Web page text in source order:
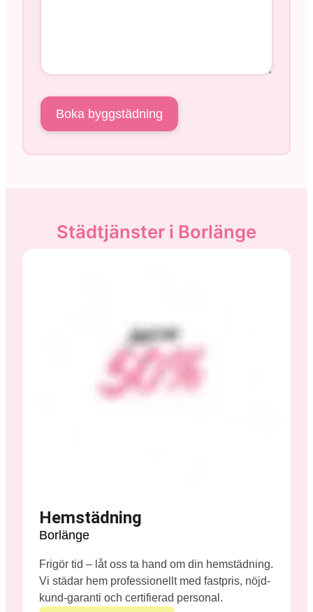
Städtjänster i Borlänge
Hemstädning
Borlänge
Frigör tid – låt oss ta hand om din hemstädning.
Vi städar hem professionellt med fastpris, nöjd-
kund-garanti och certifierad personal.